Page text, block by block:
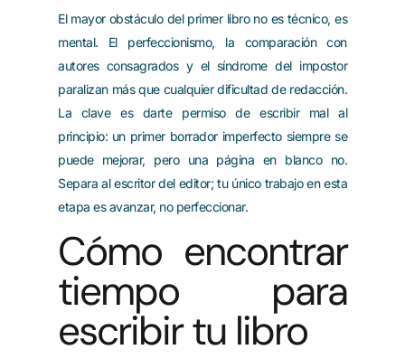
El mayor obstáculo del primer libro no es técnico, es
mental. El perfeccionismo, la comparación con
autores consagrados y el síndrome del impostor
paralizan más que cualquier dificultad de redacción.
La clave es darte permiso de escribir mal al
principio: un primer borrador imperfecto siempre se
puede mejorar, pero una página en blanco no.
Separa al escritor del editor; tu único trabajo en esta
etapa es avanzar, no perfeccionar.
Cómo encontrar
tiempo para
escribir tu libro